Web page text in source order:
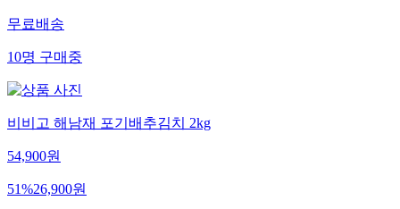
무료배송
10명 구매중
비비고 해남재 포기배추김치 2kg
54,900원
51%26,900원